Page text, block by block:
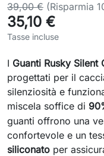
39,00 € (Risparmia
35,10 €
Tasse incluse
I Guanti Rusky Silent
progettati per il
silenziosità e
miscela soffice di
guanti offrono una
confortevole e un
siliconato per